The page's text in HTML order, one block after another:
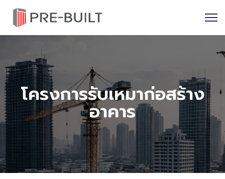
โครงการรับเหมาก่อสร้าง
อาคาร